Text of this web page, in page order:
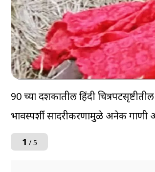
90 च्या दशकातील हिंदी
भावस्पर्शी सादरीकरणामुळे अनेक
1 / 5